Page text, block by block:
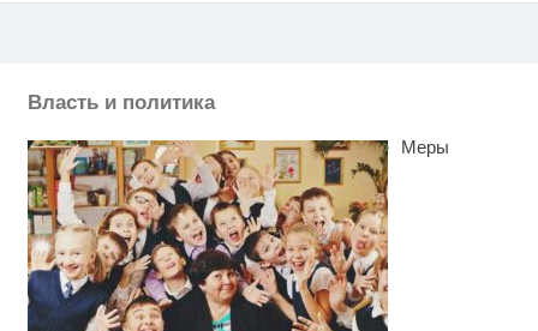
Власть и политика
Меры